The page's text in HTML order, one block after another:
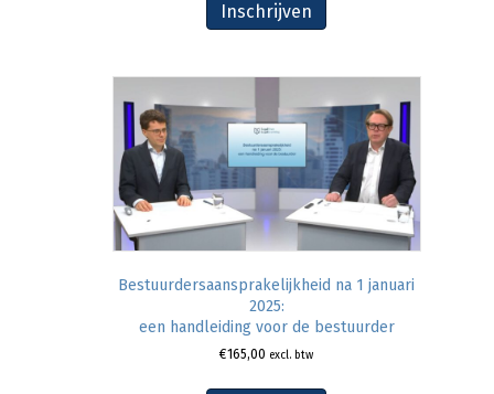
Inschrijven
Bestuurdersaansprakelijkheid na 1 januari
2025:
een handleiding voor de bestuurder
€165,00 excl. btw